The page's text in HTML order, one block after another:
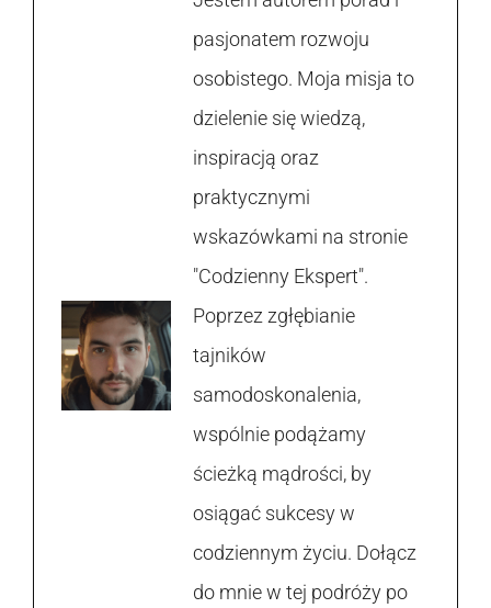
pasjonatem rozwoju
osobistego. Moja misja to
dzielenie się wiedzą,
inspiracją oraz
praktycznymi
wskazówkami na stronie
"Codzienny Ekspert".
Poprzez zgłębianie
tajników
samodoskonalenia,
wspólnie podążamy
ścieżką mądrości, by
osiągać sukcesy w
codziennym życiu. Dołącz
do mnie w tej podróży po